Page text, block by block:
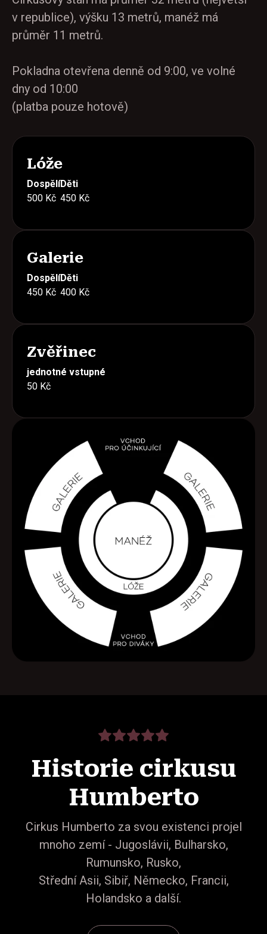
v republice), výšku 13 metrů, manéž má
průměr 11 metrů.
Pokladna otevřena denně od 9:00, ve volné
dny od 10:00
(platba pouze hotově)
Lóže
Dospělí
500 Kč
Děti
450 Kč
Galerie
Dospělí
450 Kč
Děti
400 Kč
Zvěřinec
jednotné vstupné
50 Kč
Historie cirkusu
Humberto
Cirkus Humberto za svou existenci projel
mnoho zemí - Jugoslávii, Bulharsko,
Rumunsko, Rusko,
Střední Asii, Sibiř, Německo, Francii,
Holandsko a další.